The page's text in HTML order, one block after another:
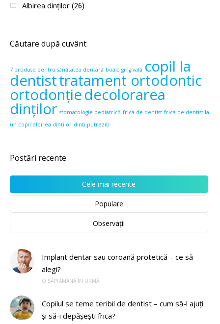
Albirea dinților (26)
Căutare după cuvânt
7 produse pentru sănătatea dentară boala gingivală copil la
dentisttratament ortodontic
ortodonțiedecolorarea
dinților stomatologie pediatrică frica de dentist frica de dentist la
un copil albirea dinților dinți putreziți
Postări recente
Cele mai recente
Populare
Observații
Implant dentar sau coroană protetică – ce să
alegi?
O SĂPTĂMÂNĂ ÎN URMĂ
Copilul se teme teribil de dentist – cum să-l ajuți
și să-i depășești frica?